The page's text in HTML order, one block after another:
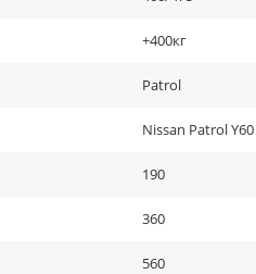
+400кг
Patrol
Nissan Patrol
190
360
560